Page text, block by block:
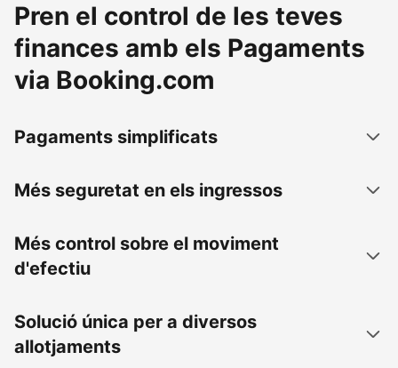
Pren el control de les teves
finances amb els Pagaments
via Booking.com
Pagaments simplificats
Més seguretat en els ingressos
Més control sobre el moviment
d'efectiu
Solució única per a diversos
allotjaments